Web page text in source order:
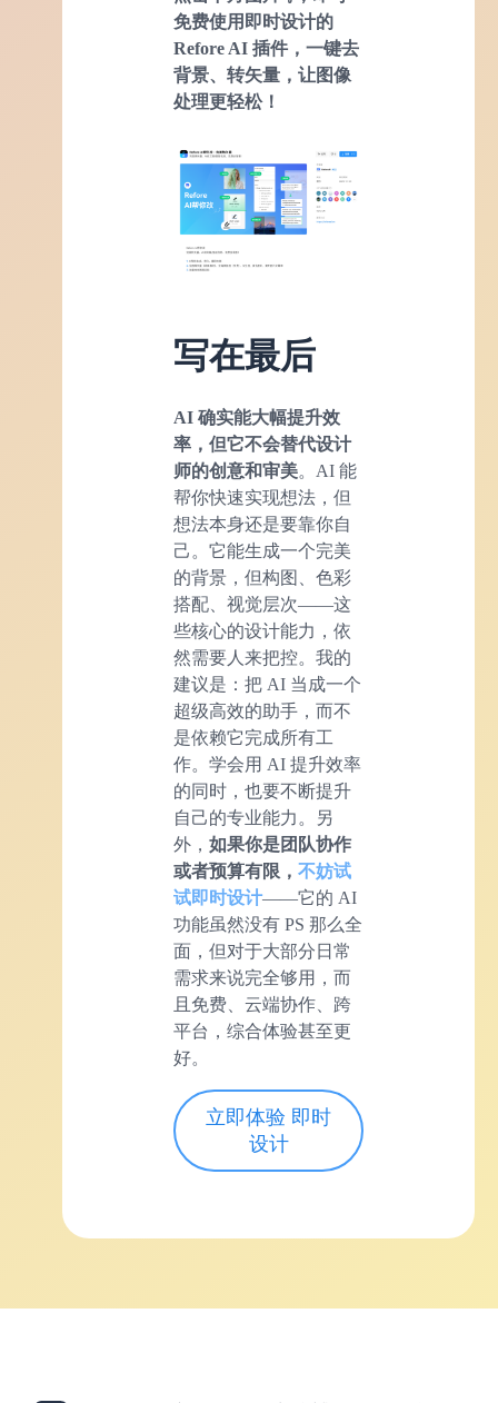
免费使用即时设计的
Refore AI 插件，一键去
背景、转矢量，让图像
处理更轻松！
写在最后
AI 确实能大幅提升效
率，但它不会替代设计
师的创意和审美。AI 能
帮你快速实现想法，但
想法本身还是要靠你自
己。它能生成一个完美
的背景，但构图、色彩
搭配、视觉层次——这
些核心的设计能力，依
然需要人来把控。我的
建议是：把 AI 当成一个
超级高效的助手，而不
是依赖它完成所有工
作。学会用 AI 提升效率
的同时，也要不断提升
自己的专业能力。另
外， 如果你是团队协作
或者预算有限， 不妨试
试即时设计——它的 AI
功能虽然没有 PS 那么全
面，但对于大部分日常
需求来说完全够用，而
且免费、云端协作、跨
平台，综合体验甚至更
好。
立即体验 即时
设计